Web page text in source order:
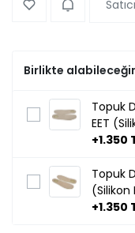
Birlikte
Topuk
EET
+1.350
Topuk
(Silikon
+1.350